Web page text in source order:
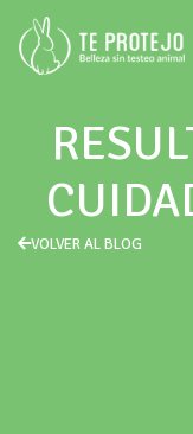
VOLVER AL BLOG